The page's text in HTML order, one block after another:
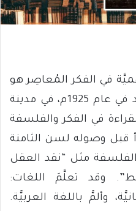
في الفكر المُعاصِر هو
“عليّ عزت بيجوفيتش”. وُلد في عام 1925م، في مدينة
في الفكر والفلسفة
قبل وصوله لسن الثامنة
مثل “نقد العقل
وقد تعلَّمَ اللغات:
وألمَّ باللغة العربيَّة.